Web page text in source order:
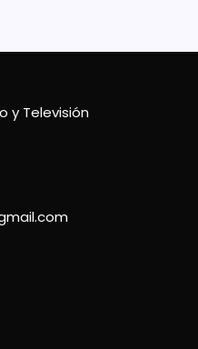
y Televisión